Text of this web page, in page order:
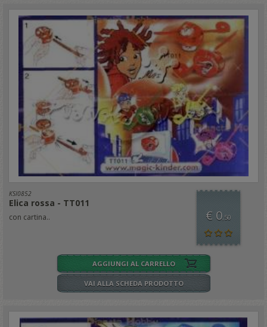
KSI0852
Elica rossa - TT011
con cartina.. € 0,50
AGGIUNGI AL CARRELLO
VAI ALLA SCHEDA PRODOTTO